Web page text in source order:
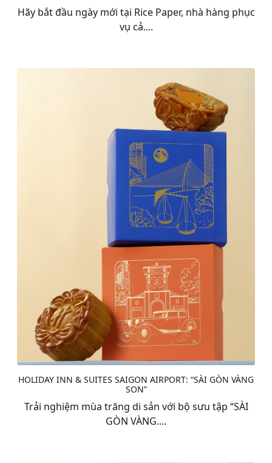
Hãy bắt đầu ngày mới tại Rice Paper, nhà hàng phục
vụ cả....
HOLIDAY INN & SUITES SAIGON AIRPORT: “SÀI GÒN VÀNG
SON”
Trải nghiệm mùa trăng di sản với bộ sưu tập “SÀI
GÒN VÀNG....